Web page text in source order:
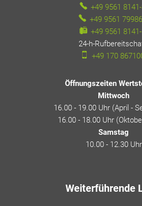
+49 9561
+49 9561
+49 9561 8141-
24-h-
+49 170
Öffnungszeiten
Mittwoch
16.00 - 19.00 Uhr (April -
16.00 - 18.00 Uhr
Samstag
10.00 - 12.30 Uhr
Weiterführende